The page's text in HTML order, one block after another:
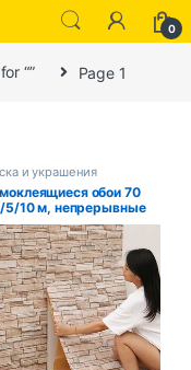
0
“” Page 1
и украшения
обои 70
5/10 м, непрерывные
на кирпичную
гостиная, спальня,
комната, домашний